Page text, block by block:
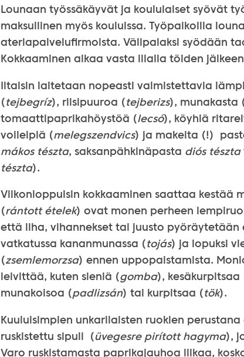
Lounaan työssäkäyvät ja koululaiset syövät
maksullinen myös kouluissa. Työpaikoilla
ateriapalvelufirmoista. Välipalaksi syödään
Kokkaaminen alkaa vasta illalla töiden
Iltaisin laitetaan nopeasti valmistettavia
( tejbegríz), riisipuuroa ( tejberizs), munakasta (
tomaattipaprikahöystöä (lecsó), köyhiä
voileipiä (melegszendvics) ja makeita (!)
mákos tészta, saksanpähkinäpasta diós tészta
tészta).
Viikonloppuisin kokkaaminen saattaa kestää
(rántott ételek) ovat monen perheen
että liha, vihannekset tai juusto pyöräytetään
vatkatussa kananmunassa ( tojás) ja lopuksi
(zsemlemorzsa) ennen uppopaistamista.
leivittää, kuten sieniä (gomba), kesäkurpitsaa
munakoisoa (padlizsán) tai kurpitsaa ( tök).
Kuuluisimpien unkarilaisten ruokien
ruskistettu sipuli (üvegesre pirított hagyma),
Varo ruskistamasta paprikajauhoa liikaa,